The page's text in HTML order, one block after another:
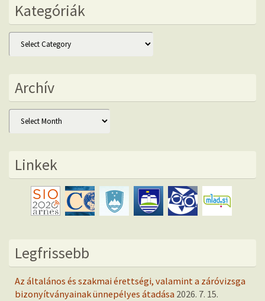
Kategóriák
Kategóriák
Archív
Archív
Linkek
Legfrissebb
Az általános és szakmai érettségi, valamint a záróvizsga
bizonyítványainak ünnepélyes átadása 2026. 7. 15.